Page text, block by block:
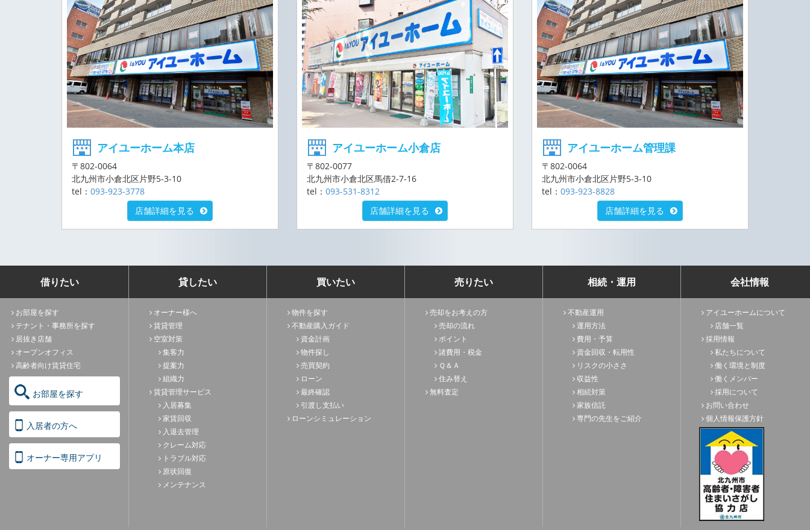
アイユーホーム本店
〒802-0064
北九州市小倉北区片野5-3-10
tel： 093-923-3778
店舗詳細を見る
アイユーホーム小倉店
〒802-0077
北九州市小倉北区馬借2-7-16
tel： 093-531-8312
店舗詳細を見る
アイユーホーム管理課
〒802-0064
北九州市小倉北区片野5-3-10
tel： 093-923-8828
店舗詳細を見る
借りたい
お部屋を探す
テナント・事務所を探す
居抜き店舗
オープンオフィス
高齢者向け賃貸住宅
お部屋を探す
入居者の方へ
オーナー専用アプリ
貸したい
オーナー様へ
賃貸管理
空室対策
集客力
提案力
組織力
賃貸管理サービス
入居募集
家賃回収
入退去管理
クレーム対応
トラブル対応
原状回復
メンテナンス
買いたい
物件を探す
不動産購入ガイド
資金計画
物件探し
売買契約
ローン
最終確認
引渡し支払い
ローンシミュレーション
売りたい
売却をお考えの方
売却の流れ
ポイント
諸費用・税金
Ｑ＆Ａ
住み替え
無料査定
相続・運用
不動産運用
運用方法
費用・予算
資金回収・転用性
リスクの小ささ
収益性
相続対策
家族信託
専門の先生をご紹介
会社情報
アイユーホームについて
店舗一覧
採用情報
私たちについて
働く環境と制度
働くメンバー
採用について
お問い合わせ
個人情報保護方針